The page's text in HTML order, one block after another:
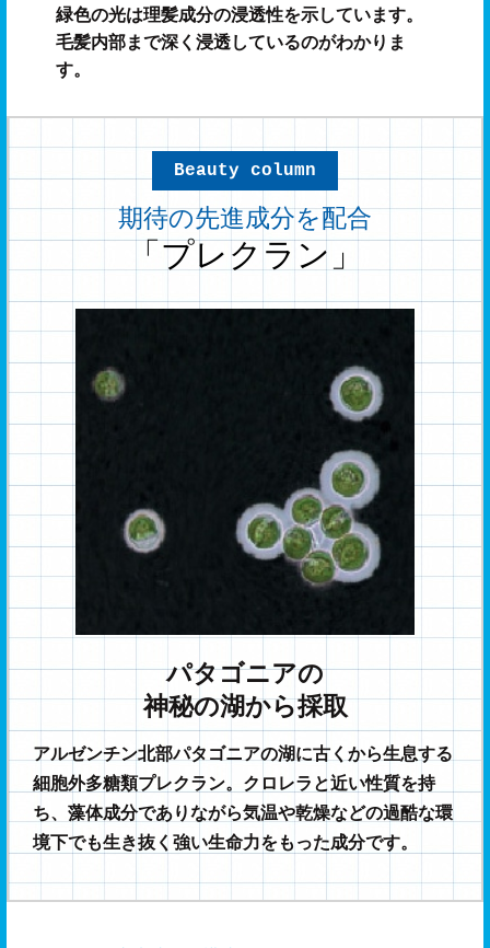
緑色の光は理髪成分の浸透性を示しています。
毛髪内部まで深く浸透しているのがわかりま
す。
Beauty column
期待の先進成分を配合
「プレクラン」
パタゴニアの
神秘の湖から採取
アルゼンチン北部パタゴニアの湖に古くから生息する
細胞外多糖類プレクラン。クロレラと近い性質を持
ち、藻体成分でありながら気温や乾燥などの過酷な環
境下でも生き抜く強い生命力をもった成分です。